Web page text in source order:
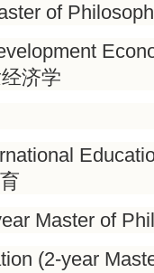
of
济学
Master of
(2-year